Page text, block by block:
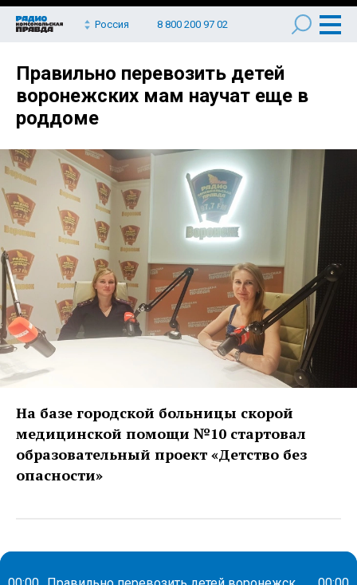
Россия 8 800 200 97 02
Правильно перевозить детей
воронежских мам научат еще в
роддоме
На базе городской больницы скорой
медицинской помощи №10 стартовал
образовательный проект «Детство без
опасности»